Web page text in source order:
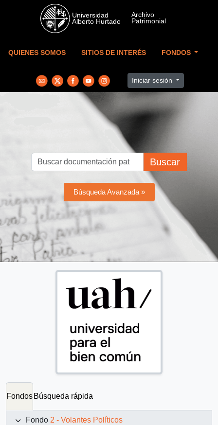
Skip to main content
QUIENES SOMOS SITIOS DE INTERÉS FONDOS
Iniciar sesión
Buscar
Búsqueda Avanzada »
Fondos Búsqueda rápida
Fondo 2 - Volantes Políticos